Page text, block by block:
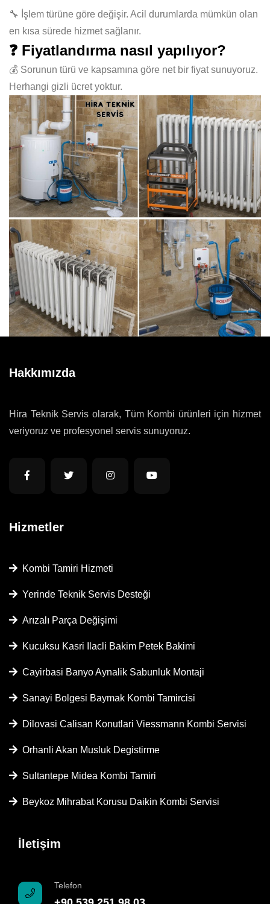
🔧 İşlem türüne göre değişir. Acil durumlarda mümkün olan
en kısa sürede hizmet sağlanır.
❓ Fiyatlandırma nasıl yapılıyor?
💰 Sorunun türü ve kapsamına göre net bir fiyat sunuyoruz.
Herhangi gizli ücret yoktur.
Hakkımızda
Hira Teknik Servis olarak, Tüm Kombi ürünleri için hizmet
veriyoruz ve profesyonel servis sunuyoruz.
Hizmetler
Kombi Tamiri Hizmeti
Yerinde Teknik Servis Desteği
Arızalı Parça Değişimi
Kucuksu Kasri Ilacli Bakim Petek Bakimi
Cayirbasi Banyo Aynalik Sabunluk Montaji
Sanayi Bolgesi Baymak Kombi Tamircisi
Dilovasi Calisan Konutlari Viessmann Kombi Servisi
Orhanli Akan Musluk Degistirme
Sultantepe Midea Kombi Tamiri
Beykoz Mihrabat Korusu Daikin Kombi Servisi
İletişim
Telefon